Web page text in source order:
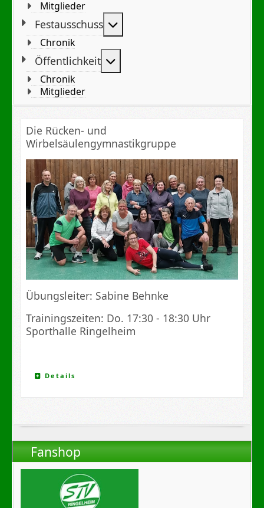
Mitglieder
Festausschuss
Chronik
Öffentlichkeit
Chronik
Mitglieder
Fanshop
Die Rücken- und
Wirbelsäulengymnastikgruppe
Übungsleiter: Sabine Behnke
Trainingszeiten: Do. 17:30 - 18:30 Uhr
Sporthalle Ringelheim
Details